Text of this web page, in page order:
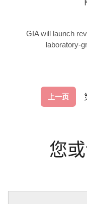
GIA will launch
laboratory-
上一页
您